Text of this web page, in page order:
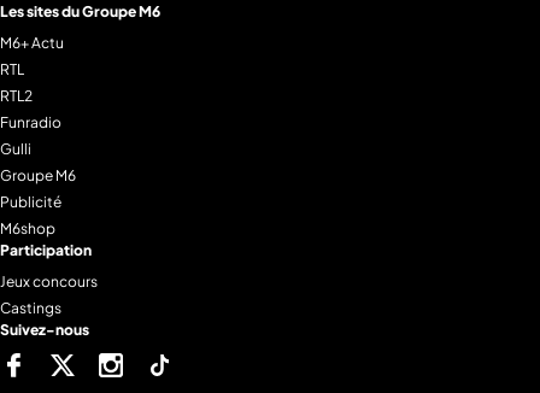
Les sites du Groupe M6
M6+ Actu
RTL
RTL2
Funradio
Gulli
Groupe M6
Publicité
M6shop
Participation
Jeux concours
Castings
Suivez-nous
FacebookTwitter Instagram